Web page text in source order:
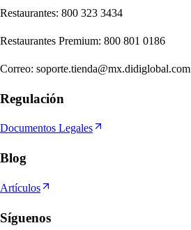
Restaurantes: 800 323 3434
Restaurantes Premium: 800 801 0186
Correo: soporte.tienda@mx.didiglobal.com
Regulación
Documentos Legales
Blog
Artículos
Síguenos